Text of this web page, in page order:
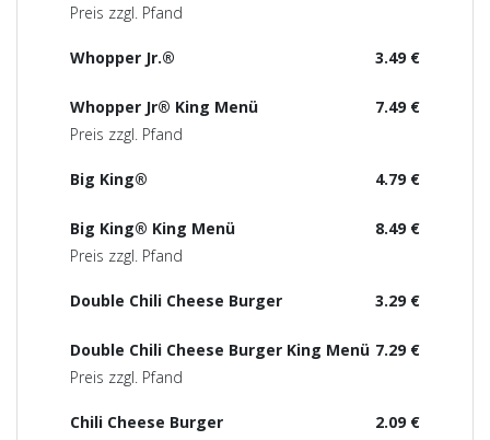
Preis zzgl. Pfand
3.49 €
Whopper Jr.®
7.49 €
Whopper Jr® King Menü
Preis zzgl. Pfand
4.79 €
Big King®
8.49 €
Big King® King Menü
Preis zzgl. Pfand
3.29 €
Double Chili Cheese Burger
7.29 €
Double Chili Cheese Burger King Menü
Preis zzgl. Pfand
2.09 €
Chili Cheese Burger